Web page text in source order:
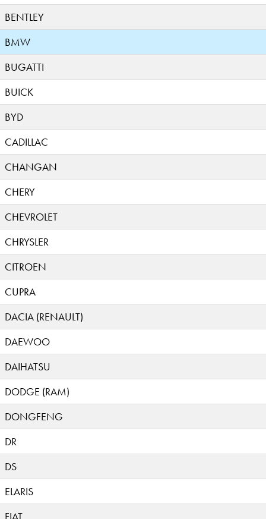
BENTLEY
BMW
BUGATTI
BUICK
BYD
CADILLAC
CHANGAN
CHERY
CHEVROLET
CHRYSLER
CITROEN
CUPRA
DACIA (RENAULT)
DAEWOO
DAIHATSU
DODGE (RAM)
DONGFENG
DR
DS
ELARIS